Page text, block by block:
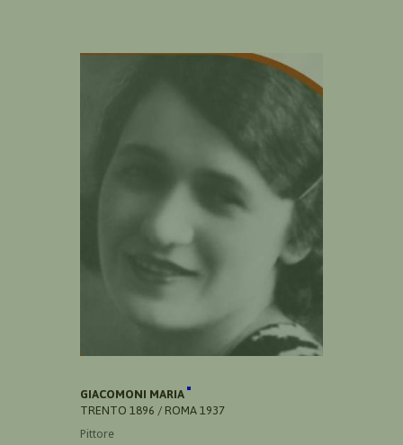
GIACOMONI MARIA
TRENTO 1896 / ROMA 1937
Pittore